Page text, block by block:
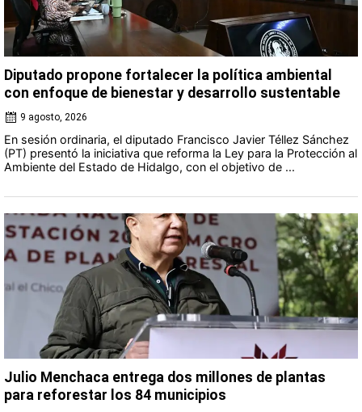
Diputado propone fortalecer la política ambiental
con enfoque de bienestar y desarrollo sustentable
9 agosto, 2026
En sesión ordinaria, el diputado Francisco Javier Téllez Sánchez
(PT) presentó la iniciativa que reforma la Ley para la Protección al
Ambiente del Estado de Hidalgo, con el objetivo de ...
Julio Menchaca entrega dos millones de plantas
para reforestar los 84 municipios